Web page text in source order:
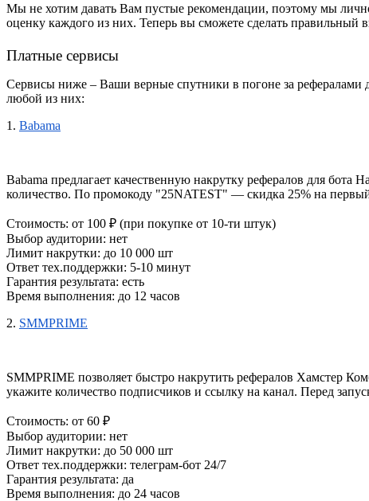
Мы не хотим давать Вам пустые рекомендации, поэтому мы
оценку каждого из них. Теперь вы сможете сделать правильный
Платные сервисы
Сервисы ниже – Ваши верные спутники в погоне за рефералами
любой из них:
1. Babama
Babama предлагает качественную накрутку рефералов для бота
количество. По промокоду "25NATEST" — скидка 25% на первый
Стоимость: от 100 ₽ (при покупке от 10-ти штук)
Выбор аудитории: нет
Лимит накрутки: до 10 000 шт
Ответ тех.поддержки: 5-10 минут
Гарантия результата: есть
Время выполнения: до 12 часов
2. SMMPRIME
SMMPRIME позволяет быстро накрутить рефералов Хамстер
укажите количество подписчиков и ссылку на канал. Перед
Стоимость: от 60 ₽
Выбор аудитории: нет
Лимит накрутки: до 50 000 шт
Ответ тех.поддержки: телеграм-бот 24/7
Гарантия результата: да
Время выполнения: до 24 часов